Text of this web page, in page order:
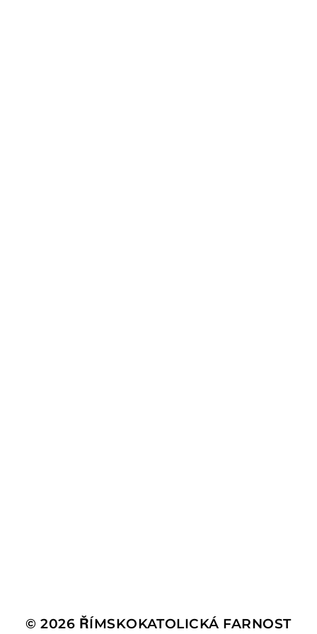
© 2026 ŘÍMSKOKATOLICKÁ FARNOST